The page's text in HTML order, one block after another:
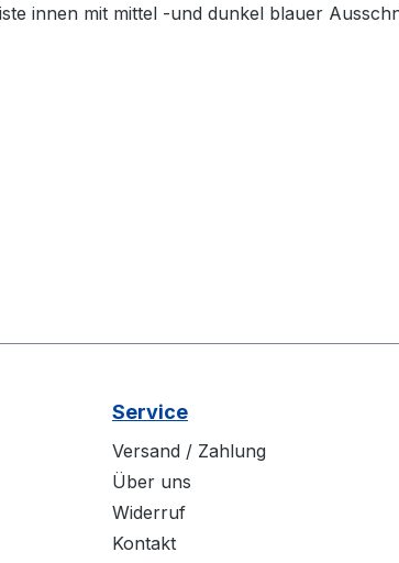
innen mit mittel -und dunkel blauer
Service
Versand / Zahlung
Über uns
Widerruf
Kontakt